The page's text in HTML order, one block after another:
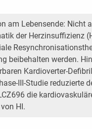
am Lebensende: Nicht
der Herzinsuffizienz
beibehalten werden.
Kardioverter-
III-Studie reduzierte
die
HI.